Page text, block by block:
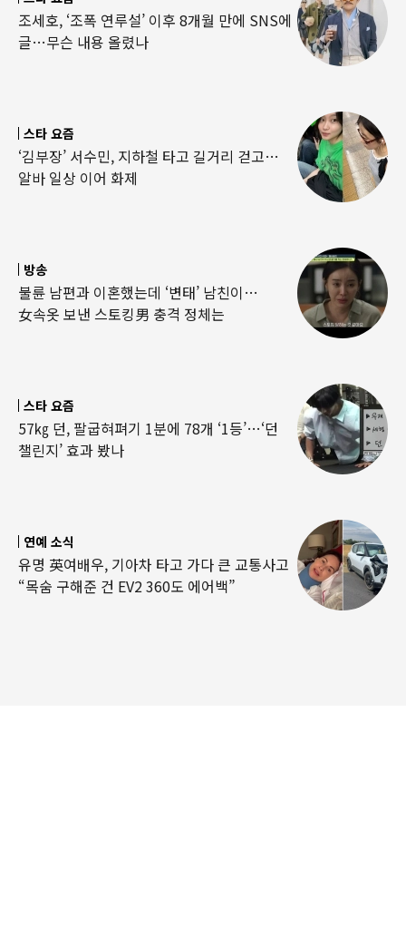
조세호, ‘조폭 연루설’ 이후 8개월 만에 SNS에
글…무슨 내용 올렸나
스타 요즘
‘김부장’ 서수민, 지하철 타고 길거리 걷고…
알바 일상 이어 화제
방송
불륜 남편과 이혼했는데 ‘변태’ 남친이…
女속옷 보낸 스토킹男 충격 정체는
스타 요즘
57㎏ 던, 팔굽혀펴기 1분에 78개 ‘1등’…‘던
챌린지’ 효과 봤나
연예 소식
유명 英여배우, 기아차 타고 가다 큰 교통사고
“목숨 구해준 건 EV2 360도 에어백”